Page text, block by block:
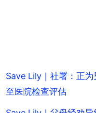
Save Lily｜社署：正
至医院检查评估